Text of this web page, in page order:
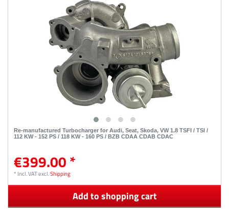
Re-manufactured Turbocharger for Audi, Seat, Skoda, VW 1.8 TSFI / TSI /
112 KW - 152 PS / 118 KW - 160 PS / BZB CDAA CDAB CDAC
€399.00 *
* Incl. VATexcl.Shipping
Add to shopping cart